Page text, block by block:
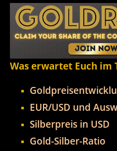
Was erwartet Euch im
EUR/USD und
Silberpreis in USD
Gold-Silber-Ratio